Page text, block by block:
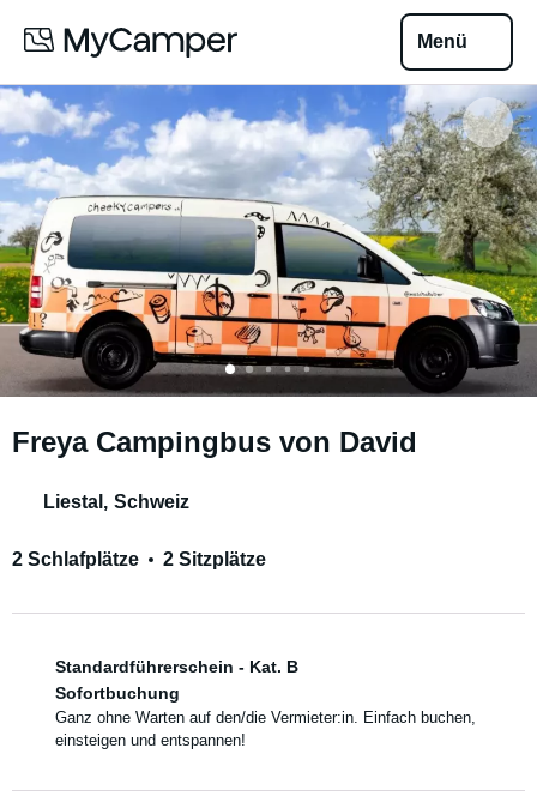
Menü
Freya Campingbus von David
Liestal , Schweiz
2 Schlafplätze 2 Sitzplätze
Standardführerschein - Kat. B
Sofortbuchung
Ganz ohne Warten auf den/die Vermieter:in. Einfach buchen,
einsteigen und entspannen!